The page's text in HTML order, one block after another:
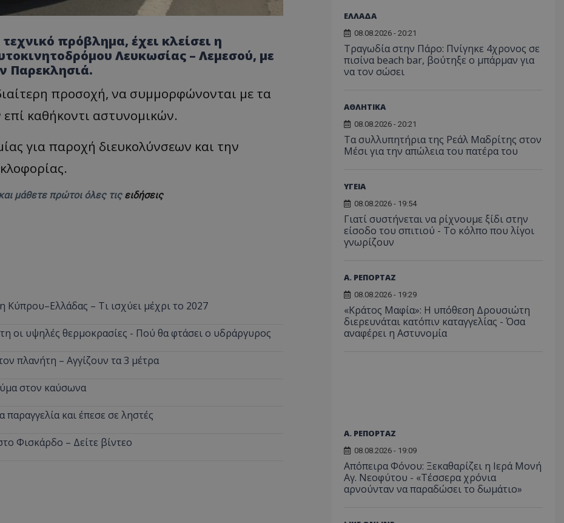
πρόβλημα, έχει κλείσει η
Λευκωσίας – Λεμεσού, με
Παρεκλησιά.
προσοχή, να συμμορφώνονται με τα
επί καθήκοντι αστυνομικών.
για παροχή διευκολύνσεων και την
μάθετε πρώτοι όλες τις ειδήσεις
Κύπρου–Ελλάδας – Τι ισχύει μέχρι το 2027
οι υψηλές θερμοκρασίες - Πού θα φτάσει ο υδράργυρος
πλανήτη – Αγγίζουν τα 3 μέτρα
στον καύσωνα
και έπεσε σε ληστές
Φισκάρδο – Δείτε βίντεο
ΕΛΛΑΔΑ
08.08.2026 - 20:21
Τραγωδία στην Πάρο: Πνίγηκε 4χρονος σε
πισίνα beach bar, βούτηξε ο μπάρμαν για
να τον σώσει
ΑΘΛΗΤΙΚΑ
08.08.2026 - 20:21
Τα συλλυπητήρια της Ρεάλ Μαδρίτης στον
Μέσι για την απώλεια του πατέρα του
ΥΓΕΙΑ
08.08.2026 - 19:54
Γιατί συστήνεται να ρίχνουμε ξίδι στην
είσοδο του σπιτιού - Το κόλπο που λίγοι
γνωρίζουν
Α. ΡΕΠΟΡΤΑΖ
08.08.2026 - 19:29
«Κράτος Μαφία»: Η υπόθεση Δρουσιώτη
διερευνάται κατόπιν καταγγελίας - Όσα
αναφέρει η Αστυνομία
Α. ΡΕΠΟΡΤΑΖ
08.08.2026 - 19:09
Απόπειρα Φόνου: Ξεκαθαρίζει η Ιερά Μονή
Αγ. Νεοφύτου - «Τέσσερα χρόνια
αρνούνταν να παραδώσει το δωμάτιο»